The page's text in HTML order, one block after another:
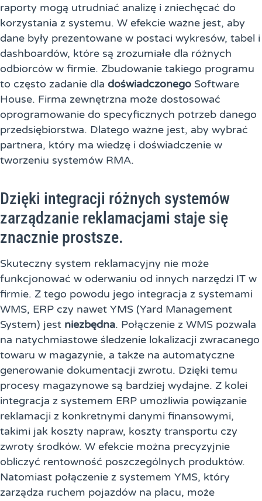
raporty mogą utrudniać analizę i zniechęcać do
korzystania z systemu. W efekcie ważne jest, aby
dane były prezentowane w postaci wykresów, tabel i
dashboardów, które są zrozumiałe dla różnych
odbiorców w firmie. Zbudowanie takiego programu
to często zadanie dla doświadczonego Software
House. Firma zewnętrzna może dostosować
oprogramowanie do specyficznych potrzeb danego
przedsiębiorstwa. Dlatego ważne jest, aby wybrać
partnera, który ma wiedzę i doświadczenie w
tworzeniu systemów RMA.
Dzięki integracji różnych systemów
zarządzanie reklamacjami staje się
znacznie prostsze.
Skuteczny system reklamacyjny nie może
funkcjonować w oderwaniu od innych narzędzi IT w
firmie. Z tego powodu jego integracja z systemami
WMS, ERP czy nawet YMS (Yard Management
System) jest niezbędna. Połączenie z WMS pozwala
na natychmiastowe śledzenie lokalizacji zwracanego
towaru w magazynie, a także na automatyczne
generowanie dokumentacji zwrotu. Dzięki temu
procesy magazynowe są bardziej wydajne. Z kolei
integracja z systemem ERP umożliwia powiązanie
reklamacji z konkretnymi danymi finansowymi,
takimi jak koszty napraw, koszty transportu czy
zwroty środków. W efekcie można precyzyjnie
obliczyć rentowność poszczególnych produktów.
Natomiast połączenie z systemem YMS, który
zarządza ruchem pojazdów na placu, może